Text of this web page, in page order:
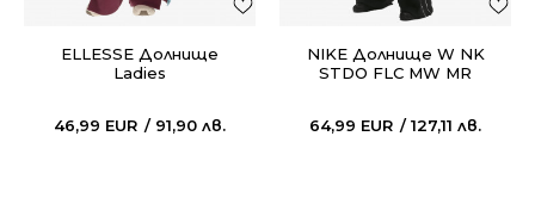
ELLESSE Долнищe
Ladies
46,99 EUR 91,90 лв.
NIKE Долнищe W NK
STDO FLC MW MR
64,99 EUR 127,11 лв.